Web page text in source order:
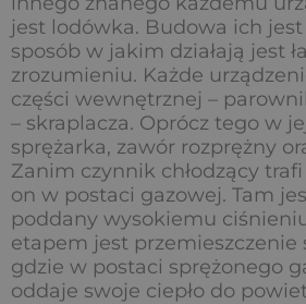
jest lodówka. Budowa ich
sposób w jakim działają jest
zrozumieniu. Każde
części wewnętrznej –
– skraplacza. Oprócz tego w
sprężarka, zawór rozprężny
Zanim czynnik chłodzący
on w postaci gazowej. Tam
poddany wysokiemu
etapem jest przemieszczenie
gdzie w postaci sprężonego
oddaje swoje ciepło do